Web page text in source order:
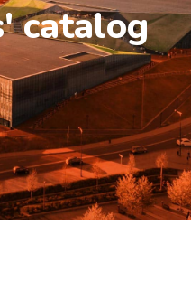
catalog